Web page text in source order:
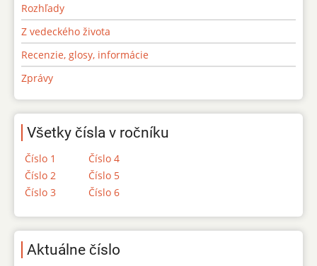
Rozhľady
Z vedeckého života
Recenzie, glosy, informácie
Zprávy
Všetky čísla v ročníku
Číslo 1
Číslo 2
Číslo 3
Číslo 4
Číslo 5
Číslo 6
Aktuálne číslo